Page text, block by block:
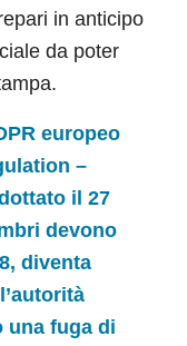
in anticipo
da poter
europeo
–
il 27
devono
diventa
una fuga di